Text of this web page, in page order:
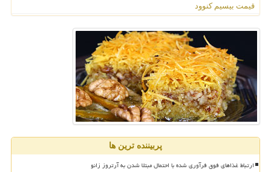
قیمت بیسیم کنوود
پربیننده ترین ها
ارتباط غذاهای فوق فرآوری شده با احتمال مبتلا شدن به آرتروز زانو